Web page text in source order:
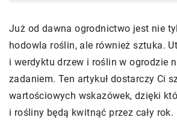
Już od dawna ogrodnictwo jest nie
hodowla roślin, ale również sztuka.
i werdyktu drzew i roślin w ogrodzie
zadaniem. Ten artykuł dostarczy Ci
wartościowych wskazówek, dzięki
i rośliny będą kwitnąć przez cały rok.